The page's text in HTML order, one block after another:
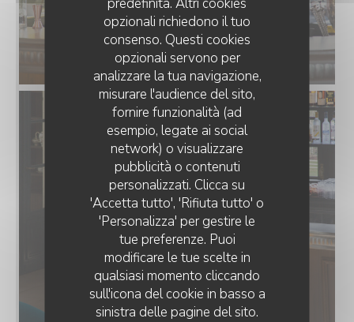
opzionali richiedono il tuo
consenso. Questi cookies
opzionali servono per
analizzare la tua navigazione,
misurare l'audience del sito,
fornire funzionalità (ad
esempio, legate ai social
network) o visualizzare
pubblicità o contenuti
personalizzati. Clicca su
'Accetta tutto', 'Rifiuta tutto' o
'Personalizza' per gestire le
tue preferenze. Puoi
modificare le tue scelte in
qualsiasi momento cliccando
sull'icona del cookie in basso a
sinistra delle pagine del sito.